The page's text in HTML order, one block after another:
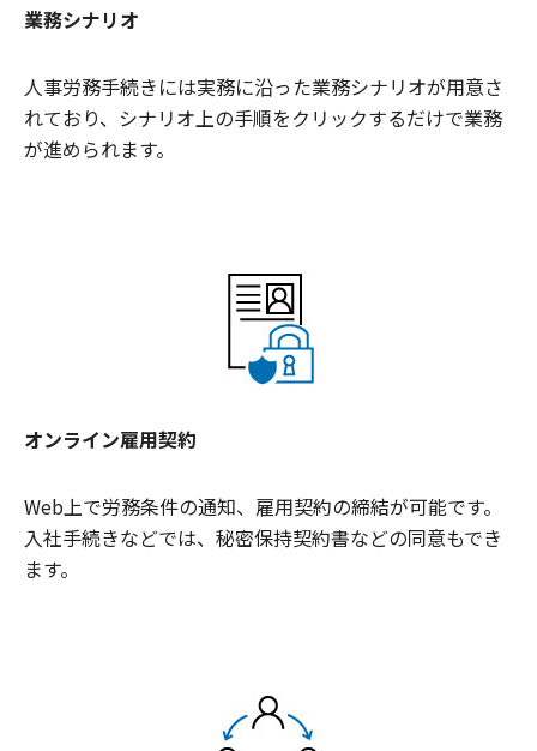
業務シナリオ
人事労務手続きには実務に沿った業務シナリオが用意さ
れており、シナリオ上の手順をクリックするだけで業務
が進められます。
オンライン雇用契約
Web上で労務条件の通知、雇用契約の締結が可能です。
入社手続きなどでは、秘密保持契約書などの同意もでき
ます。